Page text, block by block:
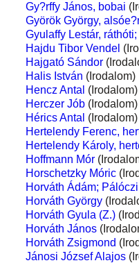
Gy?rffy János, bobai
Györök György,
Gyulaffy Lestár,
Hajdu Tibor Vendel
Hajgató Sándor
Halis István (Irodalom)
Hencz Antal (Irodalom)
Herczer Jób (Irodalom)
Hérics Antal (Irodalom)
Hertelendy Ferenc,
Hertelendy Károly,
Hoffmann Mór
Horschetzky Móric
Horváth Ádám; Pálóczi
Horváth György
Horváth Gyula (Z.)
Horváth János
Horváth Zsigmond
Jánosi József Alajos